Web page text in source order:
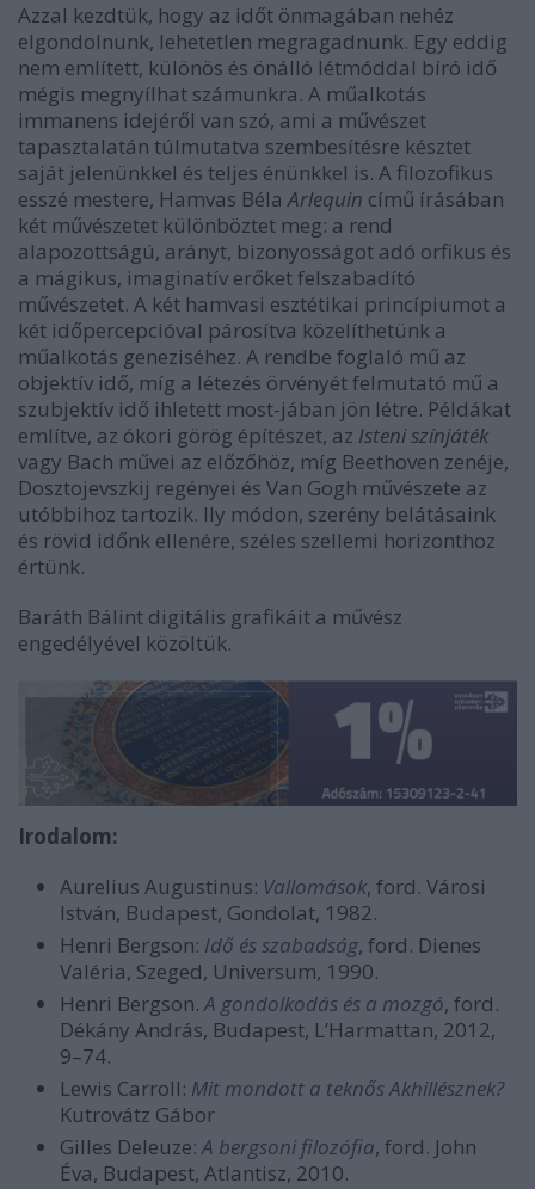
Azzal kezdtük, hogy az időt önmagában nehéz
elgondolnunk, lehetetlen megragadnunk. Egy eddig
nem említett, különös és önálló létmóddal bíró idő
mégis megnyílhat számunkra. A műalkotás
immanens idejéről van szó, ami a művészet
tapasztalatán túlmutatva szembesítésre késztet
saját jelenünkkel és teljes énünkkel is. A filozofikus
esszé mestere, Hamvas BélaArlequin című írásában
két művészetet különböztet meg: a rend
alapozottságú, arányt, bizonyosságot adó orfikus és
a mágikus, imaginatív erőket felszabadító
művészetet. A két hamvasi esztétikai princípiumot a
két időpercepcióval párosítva közelíthetünk a
műalkotás geneziséhez. A rendbe foglaló mű az
objektív idő, míg a létezés örvényét felmutató mű a
szubjektív idő ihletett most-jában jön létre. Példákat
említve, az ókori görög építészet, az Isteni színjáték
vagy Bach művei az előzőhöz, míg Beethoven zenéje,
Dosztojevszkij regényei és Van Gogh művészete az
utóbbihoz tartozik. Ily módon, szerény belátásaink
és rövid időnk ellenére, széles szellemi horizonthoz
értünk.
Baráth Bálint digitális grafikáit a művész
engedélyével közöltük.
Irodalom:
Aurelius Augustinus: Vallomások, ford. Városi
István, Budapest, Gondolat, 1982.
Henri Bergson: Idő és szabadság, ford. Dienes
Valéria, Szeged, Universum, 1990.
Henri Bergson.A gondolkodás és a mozgó, ford.
Dékány András, Budapest, L’Harmattan, 2012,
9–74.
Lewis Carroll: Mit mondott a teknős Akhillésznek?
Kutrovátz Gábor
Gilles Deleuze:A bergsoni filozófia, ford. John
Éva, Budapest, Atlantisz, 2010.